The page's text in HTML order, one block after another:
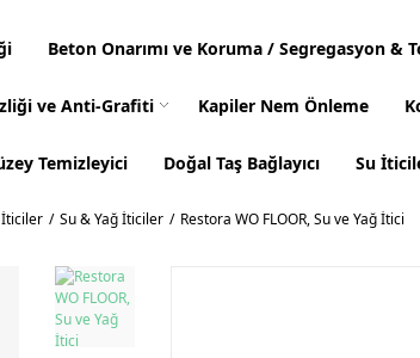
Beton Onarımı ve Koruma / Segregasyon &
ve Anti-Grafiti Kapiler Nem Önleme
Temizleyici Doğal Taş Bağlayıcı Su
Su & Yağ İticiler Restora WO FLOOR, Su ve Yağ İtici